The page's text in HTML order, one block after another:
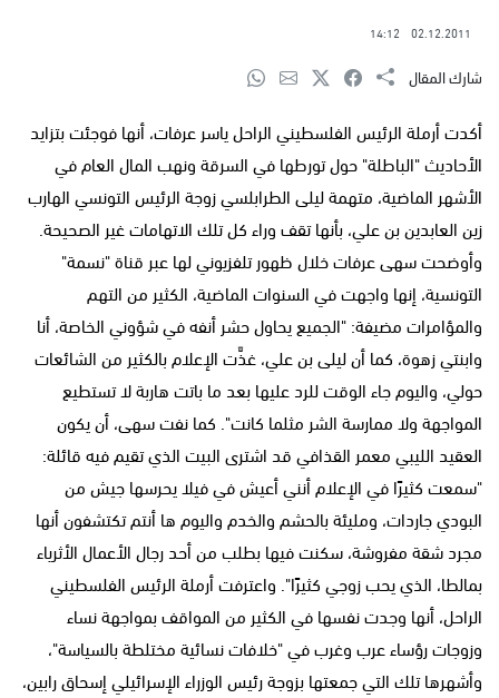
02.12.2011
14:12
شارك المقال
أكدت أرملة الرئيس الفلسطيني الراحل ياسر عرفات، أنها فوجئت بتزايد
الأحاديث "الباطلة" حول تورطها في السرقة ونهب المال العام في
الأشهر الماضية، متهمة ليلى الطرابلسي زوجة الرئيس التونسي الهارب
زين العابدين بن علي، بأنها تقف وراء كل تلك الاتهامات غير الصحيحة.
وأوضحت سهى عرفات خلال ظهور تلفزيوني لها عبر قناة "نسمة"
التونسية، إنها واجهت في السنوات الماضية، الكثير من التهم
والمؤامرات مضيفة: "الجميع يحاول حشر أنفه في شؤوني الخاصة، أنا
وابنتي زهوة، كما أن ليلى بن علي، غذَّت الإعلام بالكثير من الشائعات
حولي، واليوم جاء الوقت للرد عليها بعد ما باتت هاربة لا تستطيع
المواجهة ولا ممارسة الشر مثلما كانت". كما نفت سهى، أن يكون
العقيد الليبي معمر القذافي قد اشترى البيت الذي تقيم فيه قائلة:
"سمعت كثيرًا في الإعلام أنني أعيش في فيلا يحرسها جيش من
البودي جاردات، ومليئة بالحشم والخدم واليوم ها أنتم تكتشفون أنها
مجرد شقة مفروشة، سكنت فيها بطلب من أحد رجال الأعمال الأثرياء
بمالطا، الذي يحب زوجي كثيرًا". واعترفت أرملة الرئيس الفلسطيني
الراحل، أنها وجدت نفسها في الكثير من المواقف بمواجهة نساء
وزوجات رؤساء عرب وغرب في "خلافات نسائية مختلطة بالسياسة"،
وأشهرها تلك التي جمعتها بزوجة رئيس الوزراء الإسرائيلي إسحاق رابين،